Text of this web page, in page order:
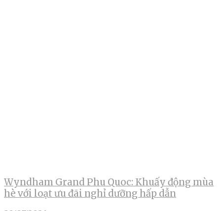
Wyndham Grand Phu Quoc: Khuấy động mùa
hè với loạt ưu đãi nghỉ dưỡng hấp dẫn